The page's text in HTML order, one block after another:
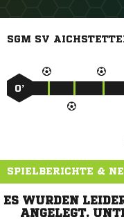
SGM SV
0’
SPIELBERICHTE &
ES WURDEN
ANGELEGT.